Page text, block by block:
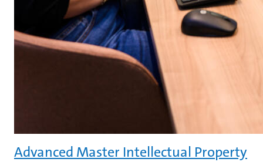
Advanced Master Intellectual Property